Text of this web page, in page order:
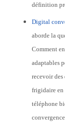
définition
Digital
aborde la
Comment
adaptables
recevoir des
frigidaire en
téléphone